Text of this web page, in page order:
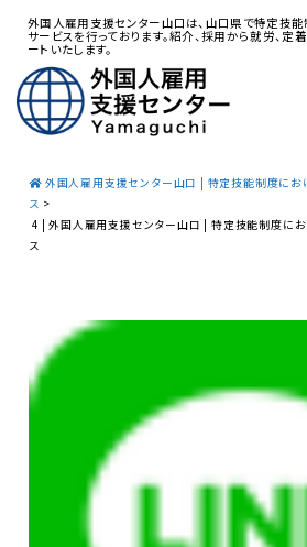
外国人雇用支援センター山口は、山口県で特定技
サービスを行っております。紹介、採用から就労、定
ートいたします。
外国人雇用支援センター山口 | 特定技能制度にお
ス >
4 | 外国人雇用支援センター山口 | 特定技能制度に
ス